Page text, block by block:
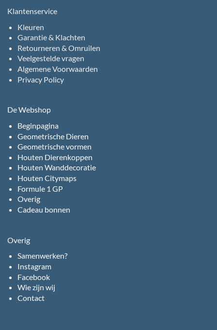
Klantenservice
Kleuren
Garantie & Klachten
Retourneren & Omruilen
Veelgestelde vragen
Algemene Voorwaarden
Privacy Policy
De Webshop
Beginpagina
Geometrische Dieren
Geometrische vormen
Houten Dierenkoppen
Houten Wanddecoratie
Houten Citymaps
Formule 1 GP
Overig
Cadeau bonnen
Overig
Samenwerken?
Instagram
Facebook
Wie zijn wij
Contact